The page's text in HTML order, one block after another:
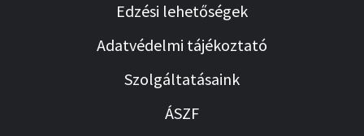
Edzési lehetőségek
Adatvédelmi tájékoztató
Szolgáltatásaink
ÁSZF